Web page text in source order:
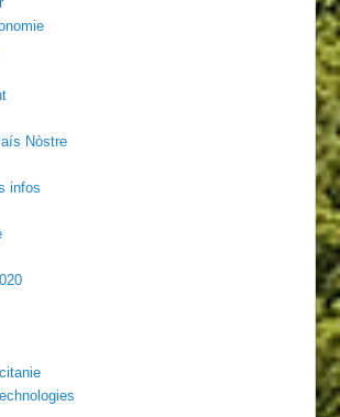
Nòstre
infos